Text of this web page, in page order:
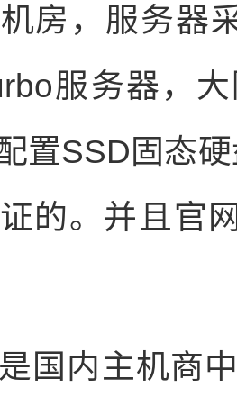
房，服务器
服务器，
置SSD固态
的。并且官
国内主机商